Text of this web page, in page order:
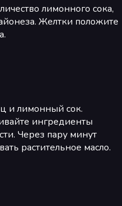
лимонного сока,
Желтки положите
и лимонный сок.
ингредиенты
Через пару минут
растительное масло.